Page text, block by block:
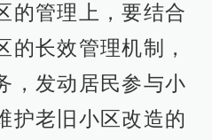
的管理上，要结合
的长效管理机制，
，发动居民参与小
护老旧小区改造的